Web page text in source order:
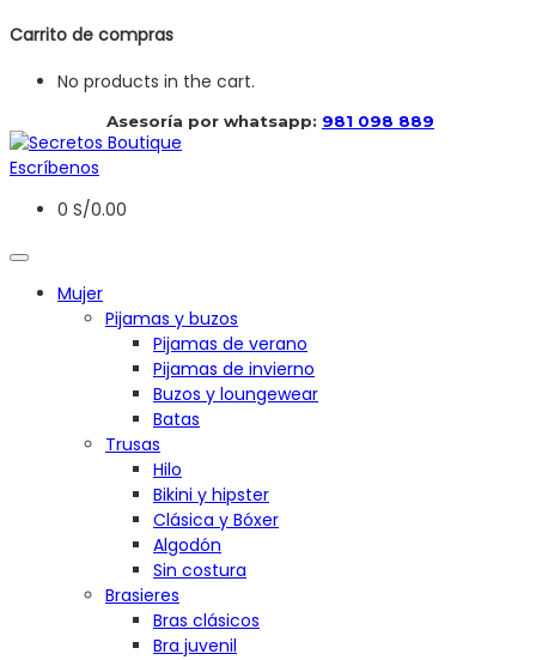
Carrito de compras
No products in the cart.
Asesoría por whatsapp: 981 098 889
Escríbenos
0 S/0.00
Mujer
Pijamas y buzos
Pijamas de verano
Pijamas de invierno
Buzos y loungewear
Batas
Trusas
Hilo
Bikini y hipster
Clásica y Bóxer
Algodón
Sin costura
Brasieres
Bras clásicos
Bra juvenil